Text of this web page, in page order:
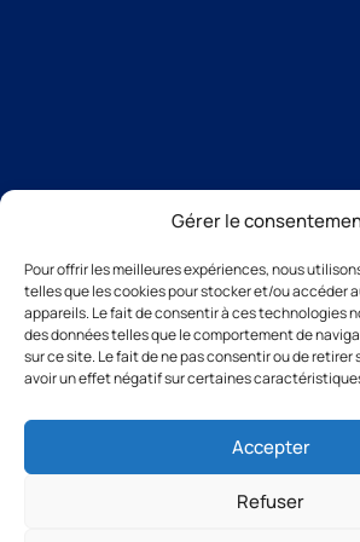
Gérer le
Pour offrir les meilleures expériences, nous
telles que les cookies pour stocker et/ou accéder
appareils. Le fait de consentir à ces technologies
des données telles que le comportement de
sur ce site. Le fait de ne pas consentir ou de
avoir un effet négatif sur certaines
Accepter
Refuser